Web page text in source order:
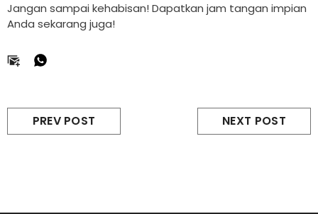
Jangan sampai kehabisan! Dapatkan jam tangan impian
Anda sekarang juga!
PREV POST NEXT POST